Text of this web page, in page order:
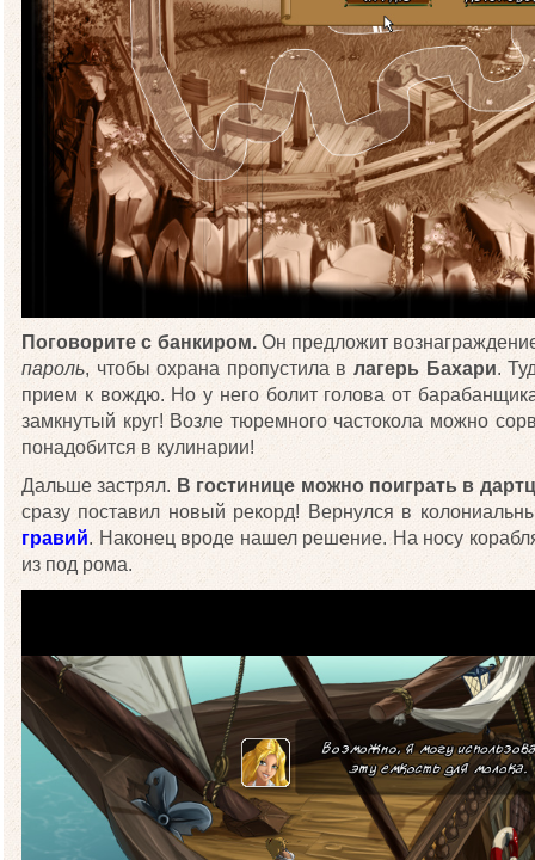
Поговорите с банкиром.Он предложит
пароль, чтобы охрана пропустила в лагерь Бахари.
прием к вождю. Но у него болит голова от
замкнутый круг! Возле тюремного частокола можно
понадобится в кулинарии!
Дальше застрял. В гостинице можно поиграть в дартц
сразу поставил новый рекорд! Вернулся в
гравий. Наконец вроде нашел решение. На носу
из под рома.